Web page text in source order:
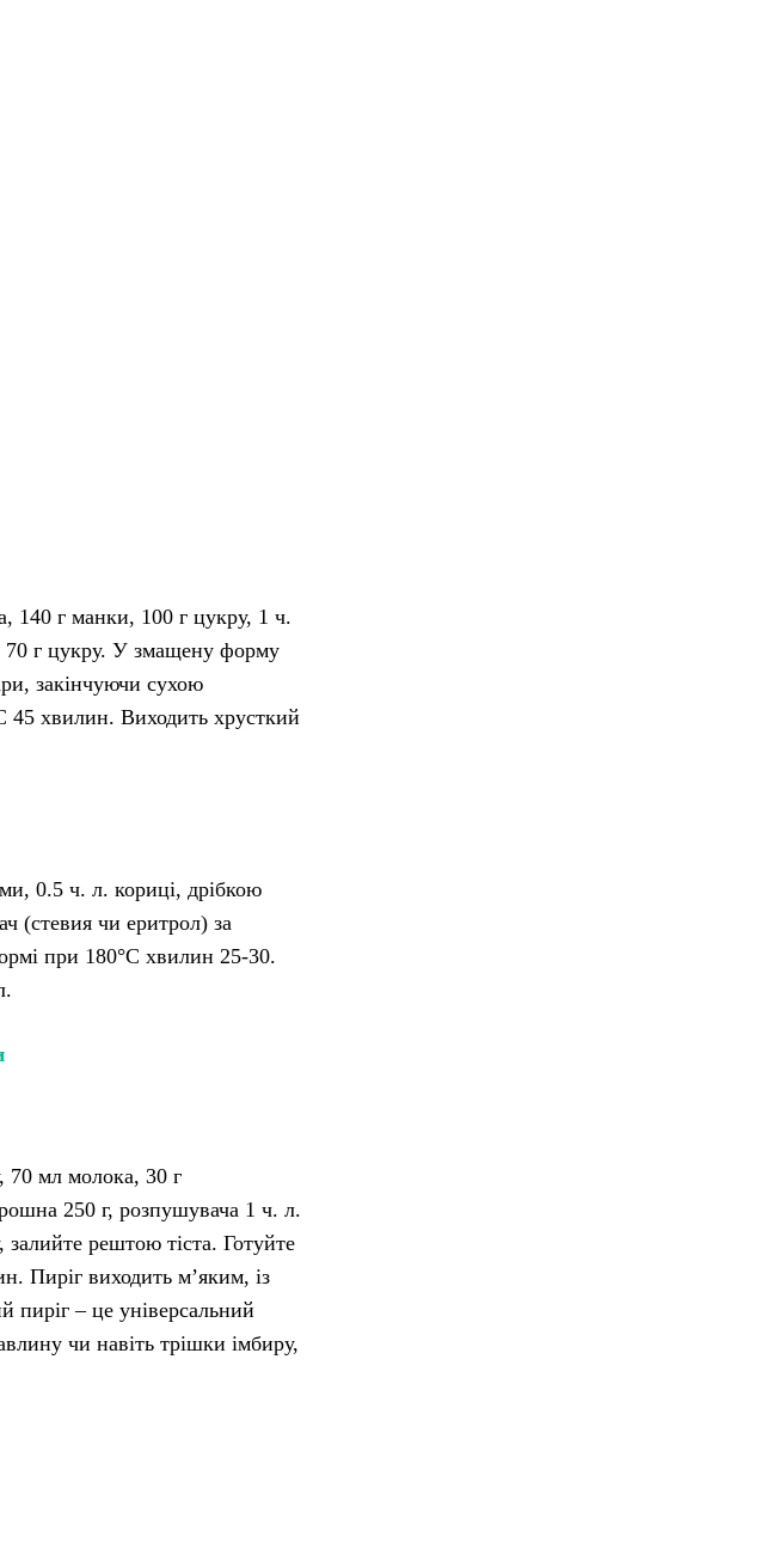
140 г манки, 100 г цукру, 1 ч.
70 г цукру. У змащену форму
закінчуючи сухою
45 хвилин. Виходить хрусткий
0.5 ч. л. кориці, дрібкою
(стевия чи еритрол) за
при 180°C хвилин 25-30.
70 мл молока, 30 г
250 г, розпушувача 1 ч. л.
рештою тіста. Готуйте
Пиріг виходить м’яким, із
пиріг – це універсальний
чи навіть трішки імбиру,